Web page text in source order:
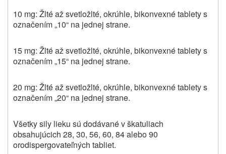
10 mg: Žlté až svetložlté, okrúhle, bikonvexné tablety s
označením „10“ na jednej strane.
15 mg: Žlté až svetložlté, okrúhle, bikonvexné tablety s
označením „15“ na jednej strane.
20 mg: Žlté až svetložlté, okrúhle, bikonvexné tablety s
označením „20“ na jednej strane.
Všetky sily lieku sú dodávané v škatuliach
obsahujúcich 28, 30, 56, 60, 84 alebo 90
orodispergovateľných tabliet.